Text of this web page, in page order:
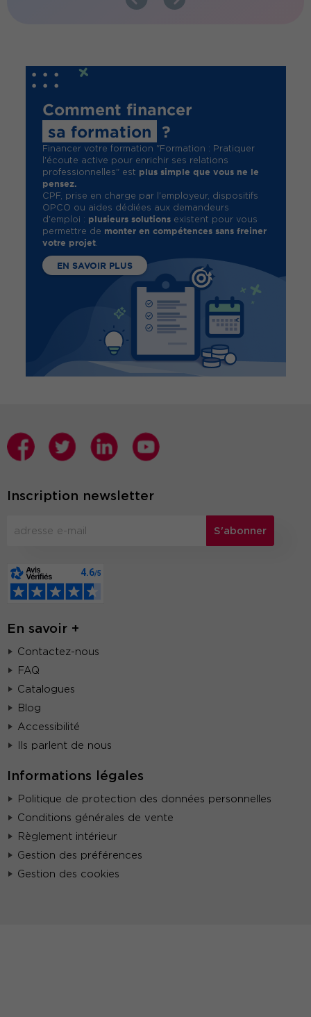
Comment financer
sa formation
?
Financer votre formation "Formation : Pratiquer
l'écoute active pour enrichir ses relations
professionnelles" est plus simple que vous ne le
pensez.
CPF, prise en charge par l'employeur, dispositifs
OPCO ou aides dédiées aux demandeurs
d'emploi : plusieurs solutionsexistent pour vous
permettre de monter en compétences sans freiner
votre projet.
EN SAVOIR PLUS
Inscription newsletter
S'abonner
En savoir +
Contactez-nous
FAQ
Catalogues
Blog
Accessibilité
Ils parlent de nous
Informations légales
Politique de protection des données personnelles
Conditions générales de vente
Règlement intérieur
Gestion des préférences
Gestion des cookies